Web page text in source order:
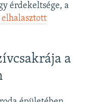
érdekeltsége, a
a